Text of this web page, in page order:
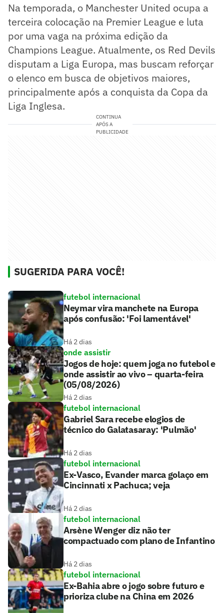
Na temporada, o Manchester United ocupa a
terceira colocação na Premier League e luta
por uma vaga na próxima edição da
Champions League. Atualmente, os Red Devils
disputam a Liga Europa, mas buscam reforçar
o elenco em busca de objetivos maiores,
principalmente após a conquista da Copa da
Liga Inglesa.
CONTINUA
APÓS A
PUBLICIDADE
SUGERIDA PARA VOCÊ!
futebol internacional
Neymar vira manchete na Europa
após confusão: 'Foi lamentável'
Há 2 dias
onde assistir
Jogos de hoje: quem joga no futebol e
onde assistir ao vivo – quarta-feira
(05/08/2026)
Há 2 dias
futebol internacional
Gabriel Sara recebe elogios de
técnico do Galatasaray: 'Pulmão'
Há 2 dias
futebol internacional
Ex-Vasco, Evander marca golaço em
Cincinnati x Pachuca; veja
Há 2 dias
futebol internacional
Arsène Wenger diz não ter
compactuado com plano de Infantino
Há 2 dias
futebol internacional
Ex-Bahia abre o jogo sobre futuro e
prioriza clube na China em 2026